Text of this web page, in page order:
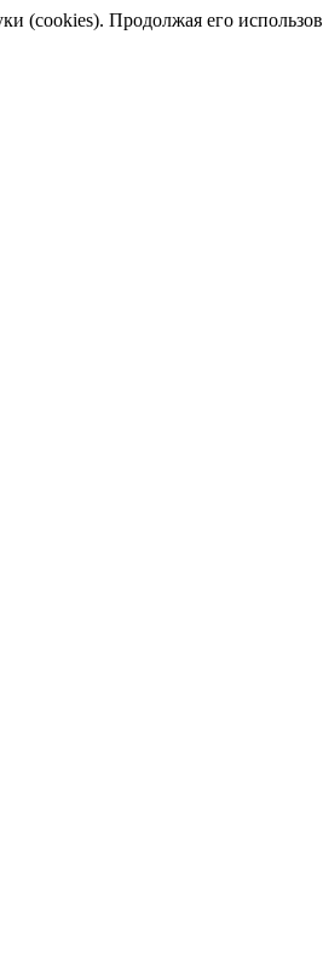
(cookies). Продолжая его